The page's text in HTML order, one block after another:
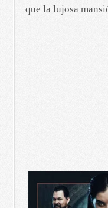
que la lujosa